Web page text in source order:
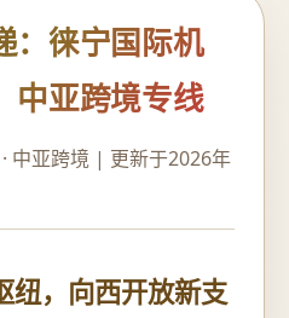
：徕宁国际机
中亚跨境专线
中亚跨境 | 更新于2026年
纽，向西开放新支